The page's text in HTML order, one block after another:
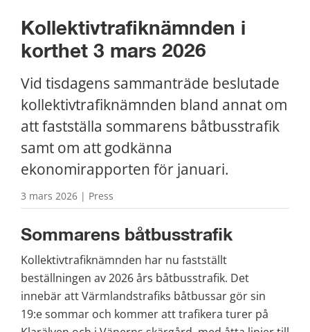
Kollektivtrafiknämnden i
korthet 3 mars 2026
Vid tisdagens sammanträde beslutade
kollektivtrafiknämnden bland annat om
att fastställa sommarens båtbusstrafik
samt om att godkänna
ekonomirapporten för januari.
3 mars 2026 | Press
Sommarens båtbusstrafik
Kollektivtrafiknämnden har nu fastställt
beställningen av 2026 års båtbusstrafik. Det
innebär att Värmlandstrafiks båtbussar gör sin
19:e sommar och kommer att trafikera turer på